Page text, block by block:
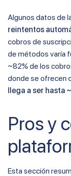
Algunos datos de
reintentos
cobros de
de métodos varía
~82% de los
donde se ofrecen
llega a ser hasta
Pros y
Esta sección